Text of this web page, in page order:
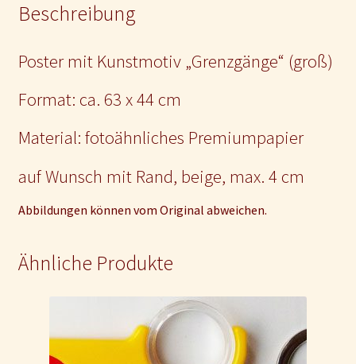
Beschreibung
Poster mit Kunstmotiv „Grenzgänge“ (groß)
Format: ca. 63 x 44 cm
Material: fotoähnliches Premiumpapier
auf Wunsch mit Rand, beige, max. 4 cm
Abbildungen können vom Original abweichen.
Ähnliche Produkte